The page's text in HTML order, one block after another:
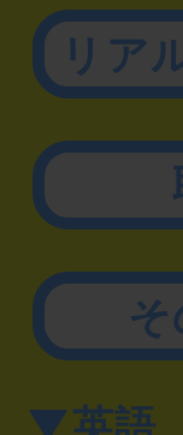
リア
▼英語